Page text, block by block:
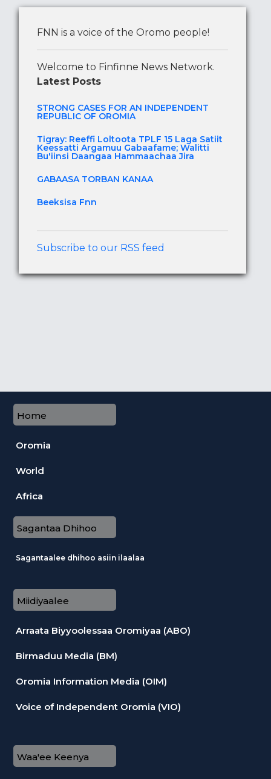
FNN is a voice of the Oromo people!
Welcome to Finfinne News Network.
Latest Posts
STRONG CASES FOR AN INDEPENDENT
REPUBLIC OF OROMIA
Tigray: Reeffi Loltoota TPLF 15 Laga Satiit
Keessatti Argamuu Gabaafame; Walitti
Bu'iinsi Daangaa Hammaachaa Jira
GABAASA TORBAN KANAA
Beeksisa Fnn
Subscribe to our RSS feed
Home
Oromia
World
Africa
Sagantaa Dhihoo
Sagantaalee dhihoo asiin ilaalaa
Miidiyaalee
Arraata Biyyoolessaa Oromiyaa (ABO)
Birmaduu Media (BM)
Oromia Information Media (OIM)
Voice of Independent Oromia (VIO)
Waa'ee Keenya